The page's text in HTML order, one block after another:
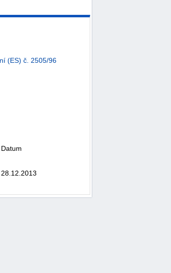
(ES) č. 2505/96
Datum
28.12.2013